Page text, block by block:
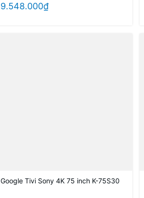
9.548.000₫
Google Tivi Sony 4K 75 inch K-75S30